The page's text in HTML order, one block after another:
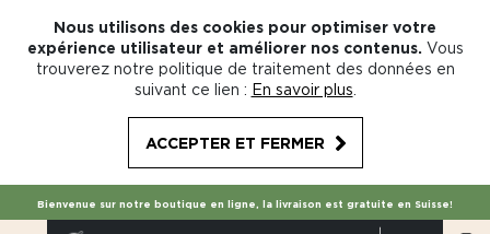
Nous utilisons des cookies pour optimiser votre
expérience utilisateur et améliorer nos contenus. Vous
trouverez notre politique de traitement des données en
suivant ce lien : En savoir plus
ACCEPTER ET FERMER
Bienvenue sur notre boutique en ligne, la livraison est gratuite en Suisse!